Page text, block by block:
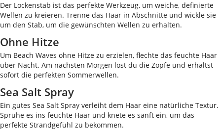
Der Lockenstab ist das perfekte Werkzeug, um weiche, definierte
Wellen zu kreieren. Trenne das Haar in Abschnitte und wickle sie
um den Stab, um die gewünschten Wellen zu erhalten.
Ohne Hitze
Um Beach Waves ohne Hitze zu erzielen, flechte das feuchte Haar
über Nacht. Am nächsten Morgen löst du die Zöpfe und erhältst
sofort die perfekten Sommerwellen.
Sea Salt Spray
Ein gutes Sea Salt Spray verleiht dem Haar eine natürliche Textur.
Sprühe es ins feuchte Haar und knete es sanft ein, um das
perfekte Strandgefühl zu bekommen.